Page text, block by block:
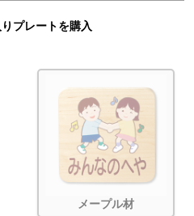
プレートを購入
メープル材